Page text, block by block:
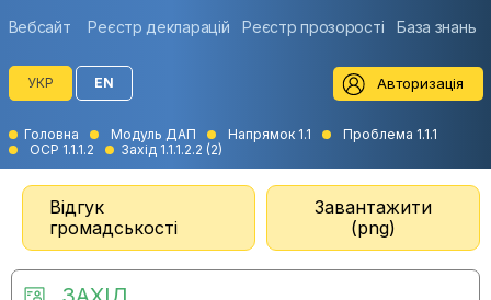
Вебсайт Реєстр декларацій Реєстр прозорості База знань
УКР EN Авторизація
Головна Модуль ДАП Напрямок 1.1
Проблема 1.1.1
ОСР 1.1.1.2
Захід 1.1.1.2.2 (2)
Відгук
громадськості
Завантажити
(png)